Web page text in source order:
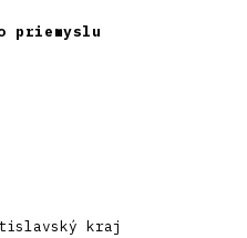
priemyslu
kraj